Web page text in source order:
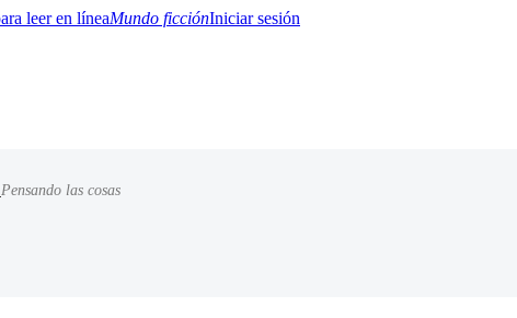
Mundo ficciónIniciar sesión
Pensando las cosas